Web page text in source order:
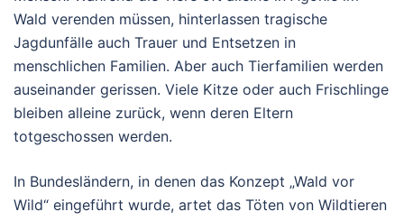
Wald verenden müssen, hinterlassen tragische
Jagdunfälle auch Trauer und Entsetzen in
menschlichen Familien. Aber auch Tierfamilien werden
auseinander gerissen. Viele Kitze oder auch Frischlinge
bleiben alleine zurück, wenn deren Eltern
totgeschossen werden.
In Bundesländern, in denen das Konzept „Wald vor
Wild“ eingeführt wurde, artet das Töten von Wildtieren